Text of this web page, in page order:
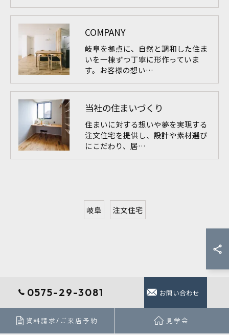
COMPANY
岐阜を拠点に、自然と調和した住ま
いを一棟ずつ丁寧に形作っていま
す。お客様の想い…
当社の住まいづくり
住まいに対する想いや夢を実現する
注文住宅を提供し、設計や素材選び
にこだわり、居…
岐阜 注文住宅
0575-29-3081 お問い合わせ
資料請求/ご来店予約 見学会